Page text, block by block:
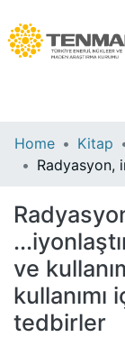
Communities
& Collections
Statistics
Home Kitap
ve
tedbirler